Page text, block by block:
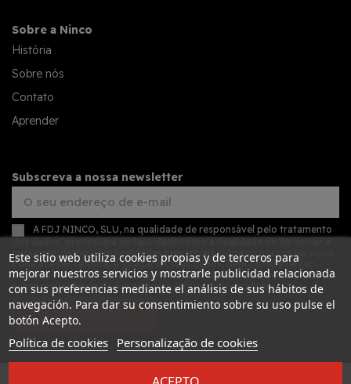
Sobre a Ninco
História
Sobre nós
Contato
Aprender
Subscreva a nossa newsletter
A FDJ NINCO, SLU, na qualidade de responsável pelo tratamento
nossa newsletter com novidades comerciais sobre os nossos serviços.
Pode aceder, retificar e apagar os seus dados, bem como exercer
outros direitos, consultando as informações adicionais detalhadas
sobre proteção de dados na nossa política de privacidade
SUBSCREVER
Este sitio web utiliza cookies propias y de terceros para
mejorar nuestros servicios y mostrarle publicidad relacionada
con sus preferencias mediante el análisis de sus hábitos de
navegación. Para dar su consentimiento sobre su uso pulse el
botón Acepto.
Política de cookies Personalização de cookies